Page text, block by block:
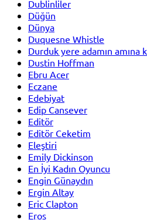
Dublinliler
Düğün
Dünya
Duquesne Whistle
Durduk yere adamın amına
Dustin Hoffman
Ebru Acer
Eczane
Edebiyat
Edip Cansever
Editör
Editör Ceketim
Eleştiri
Emily Dickinson
En İyi Kadın Oyuncu
Engin Günaydın
Ergin Altay
Eric Clapton
Eros